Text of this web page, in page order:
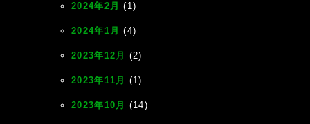
2024年2月 (1)
2024年1月 (4)
2023年12月 (2)
2023年11月 (1)
2023年10月 (14)